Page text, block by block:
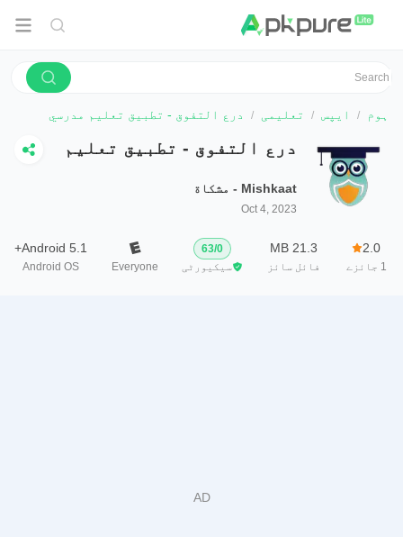
ہوم ایپس تعلیمی درع التفوق - تطبيق تعليم مدرسي
درع التفوق - تطبيق تعليم
Mishkaat - مشكاة
Oct 4, 2023
2.0
1 جائزے
21.3 MB
فائل سائز
0
/
63
سیکیورٹی
Everyone
Android 5.1+
Android OS